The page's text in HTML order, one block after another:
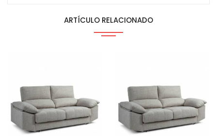
ARTÍCULO RELACIONADO